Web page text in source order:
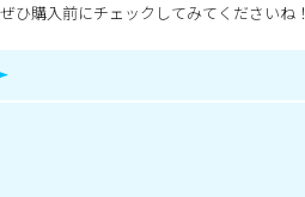
ひ購入前にチェックしてみてくださいね！